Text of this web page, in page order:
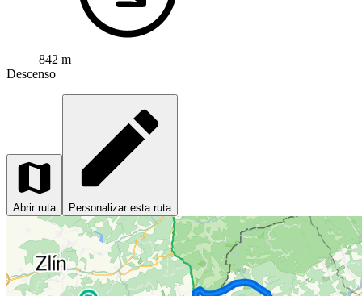
842 m
Descenso
Abrir ruta Personalizar esta ruta